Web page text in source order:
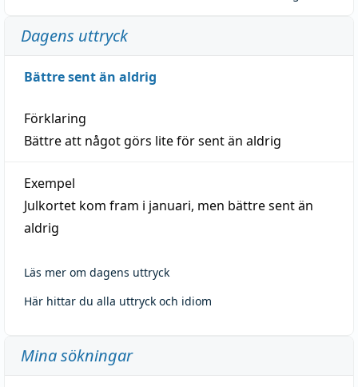
Dagens uttryck
Bättre sent än aldrig
Förklaring
Bättre att något görs lite för sent än aldrig
Exempel
Julkortet kom fram i januari, men bättre sent än
aldrig
Läs mer om dagens uttryck
Här hittar du alla uttryck och idiom
Mina sökningar